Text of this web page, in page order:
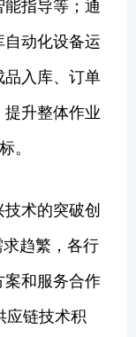
动化设备运
入库、订单
升整体作业
。
术的突破创
趋繁，各行
和服务合作
应链技术积